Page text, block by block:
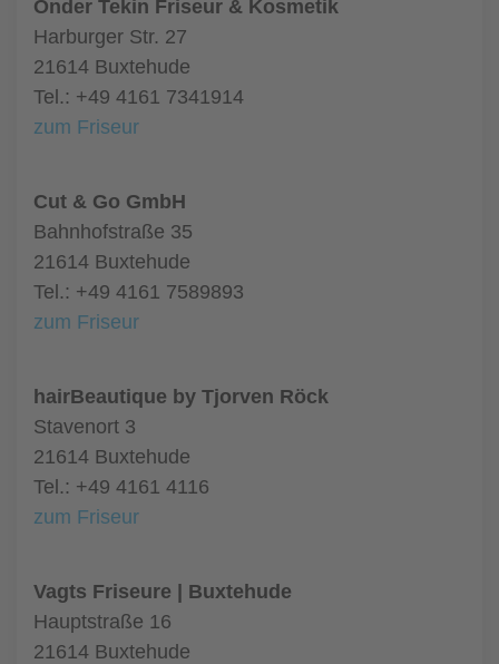
Önder Tekin Friseur & Kosmetik
Harburger Str. 27
21614 Buxtehude
Tel.: +49 4161 7341914
zum Friseur
Cut & Go GmbH
Bahnhofstraße 35
21614 Buxtehude
Tel.: +49 4161 7589893
zum Friseur
hairBeautique by Tjorven Röck
Stavenort 3
21614 Buxtehude
Tel.: +49 4161 4116
zum Friseur
Vagts Friseure | Buxtehude
Hauptstraße 16
21614 Buxtehude